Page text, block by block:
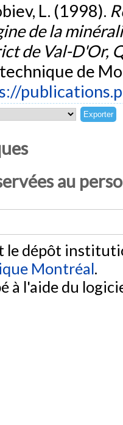
L. (1998).
de la
de Val-D'Or,
de
au
le dépôt
Montréal.
à l'aide du